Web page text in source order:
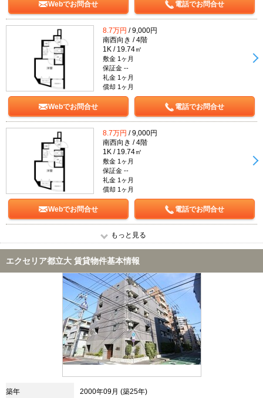
Webでお問合せ 電話でお問合せ
8.7万円 / 9,000円
南西向き / 4階
1K / 19.74㎡
敷金 1ヶ月
保証金 --
礼金 1ヶ月
償却 1ヶ月
Webでお問合せ 電話でお問合せ
8.7万円 / 9,000円
南西向き / 4階
1K / 19.74㎡
敷金 1ヶ月
保証金 --
礼金 1ヶ月
償却 1ヶ月
Webでお問合せ 電話でお問合せ
もっと見る
エクセリア都立大 賃貸物件基本情報
築年 2000年09月 (築25年)